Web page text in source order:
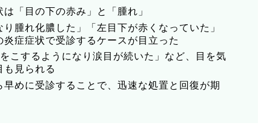
「目の下の赤み」と「腫れ」
り腫れ化膿した」「左目下が赤くなっていた」
炎症症状で受診するケースが目立った
をこするようになり涙目が続いた」など、目を気
も見られる
早めに受診することで、迅速な処置と回復が期